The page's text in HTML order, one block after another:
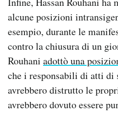
alcune posizioni
esempio, durante le
contro la chiusura di un
Rouhani adottò una
che i responsabili di atti di
avrebbero distrutto le
avrebbero dovuto essere